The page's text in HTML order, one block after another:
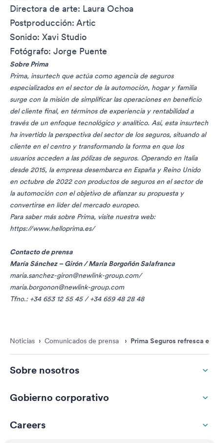
Directora de arte: Laura Ochoa
Postproducción: Artic
Sonido: Xavi Studio
Fotógrafo: Jorge Puente
Sobre Prima
Prima, insurtech que actúa como agencia de seguros
especializados en el sector de la automoción, hogar y familia
surge con la misión de simplificar las operaciones en beneficio
del cliente final, en términos de experiencia y rentabilidad a
través de un enfoque tecnológico y analítico. Así, esta insurtech
ha invertido la perspectiva del sector de los seguros, situando al
cliente en el centro y transformando la forma en que los
usuarios acceden a las pólizas de seguros. Operando en Italia
desde 2015, la empresa desembarca en España y Reino Unido
en octubre de 2022 con productos de seguros en el sector de
la automoción con el objetivo de afianzar su propuesta y
convertirse en líder del mercado europeo.
Para saber más sobre Prima, visite nuestra web:
https://www.helloprima.es/
Contacto de prensa
María Sánchez – Girón / María Borgoñón Salafranca
maria.sanchez-giron@newlink-group.com/
maria.borgonon@newlink-group.com
Tfno.: +34 653 12 55 45 / +34 659 48 28 48
Noticias › Comunicados de prensa › Prima Seguros refresca el
Sobre nosotros
Gobierno corporativo
Careers